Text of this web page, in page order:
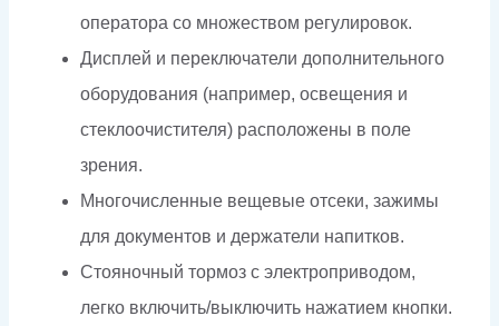
оператора со множеством регулировок.
Дисплей и переключатели дополнительного
оборудования (например, освещения и
стеклоочистителя) расположены в поле
зрения.
Многочисленные вещевые отсеки, зажимы
для документов и держатели напитков.
Стояночный тормоз с электроприводом,
легко включить/выключить нажатием кнопки.